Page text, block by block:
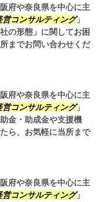
府や奈良県を中心に主
営コンサルティング」
の形態」に関してお困
までお問い合わせくだ
府や奈良県を中心に主
営コンサルティング」
金・助成金や支援機
ら、お気軽に当所まで
府や奈良県を中心に主
営コンサルティング」